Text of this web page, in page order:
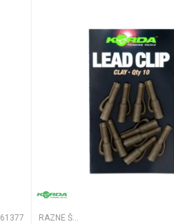
61377 RAZNE ŠARANSKE SITNICE